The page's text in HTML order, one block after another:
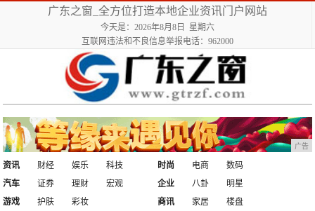
广东之窗_全方位打造本地企业资讯门户网站
今天是：2026年8月8日 星期六
互联网违法和不良信息举报电话：962000
广告
资讯 财经 娱乐
科技
汽车
证券 理财 宏观
时尚 电商
数码
企业
八卦
明星
游戏
护肤
彩妆
商讯 家居
楼盘